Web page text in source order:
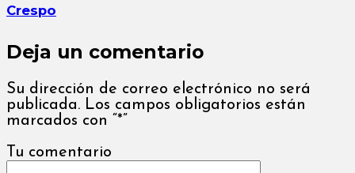
Crespo
Deja un comentario
Su dirección de correo electrónico no será
publicada. Los campos obligatorios están
marcados con “*”
Tu comentario